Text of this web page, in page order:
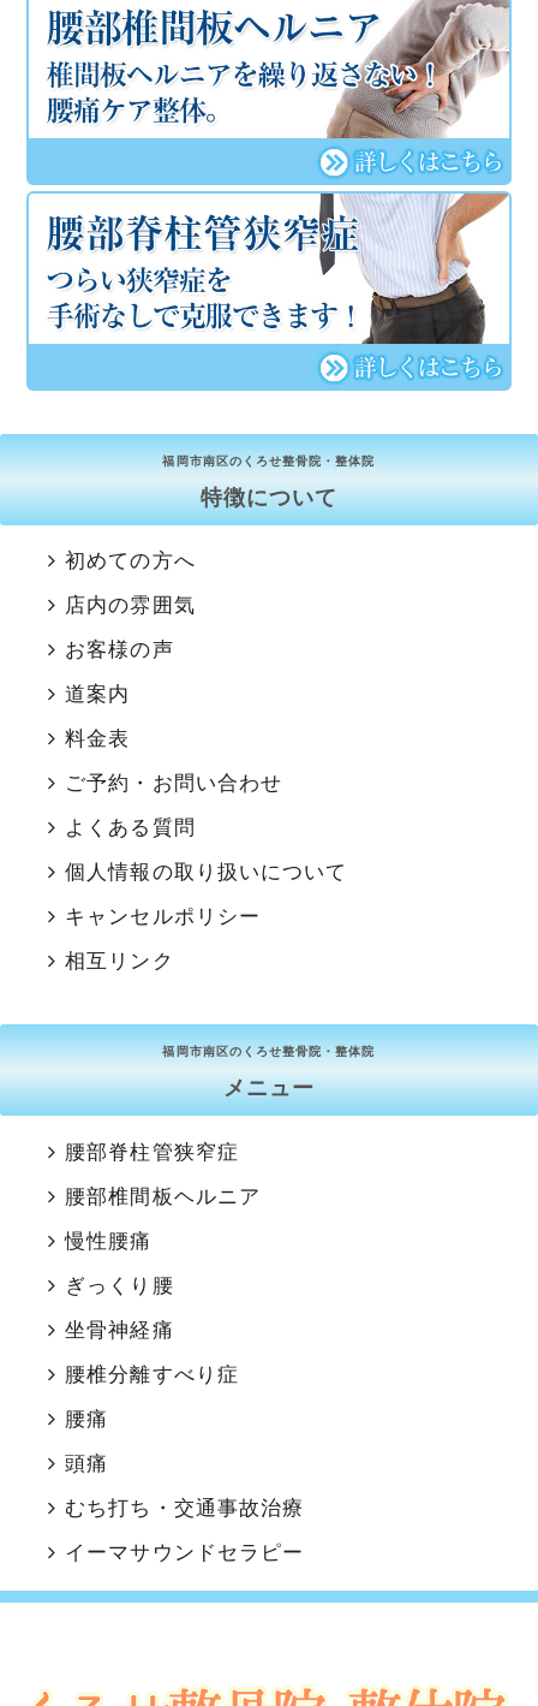
福岡市南区のくろせ整骨院・整体院
特徴について
初めての方へ
店内の雰囲気
お客様の声
道案内
料金表
ご予約・お問い合わせ
よくある質問
個人情報の取り扱いについて
キャンセルポリシー
相互リンク
福岡市南区のくろせ整骨院・整体院
メニュー
腰部脊柱管狭窄症
腰部椎間板ヘルニア
慢性腰痛
ぎっくり腰
坐骨神経痛
腰椎分離すべり症
腰痛
頭痛
むち打ち・交通事故治療
イーマサウンドセラピー